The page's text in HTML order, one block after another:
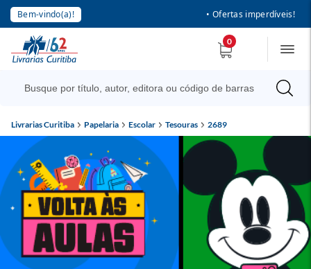
Bem-vindo(a)! • Ofertas imperdíveis!
0
Livrarias Curitiba Papelaria Escolar Tesouras 2689